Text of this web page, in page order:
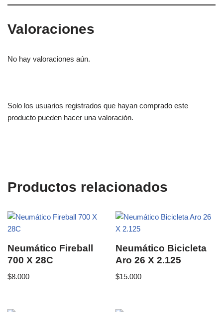
Valoraciones
No hay valoraciones aún.
Solo los usuarios registrados que hayan comprado este
producto pueden hacer una valoración.
Productos relacionados
Neumático Fireball
700 X 28C
$8.000
Neumático Bicicleta
Aro 26 X 2.125
$15.000